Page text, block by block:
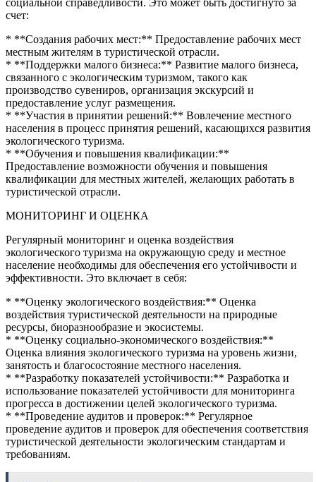
счет:
* **Создания рабочих мест:** Предоставление рабочих мест
местным жителям в туристической отрасли.
* **Поддержки малого бизнеса:** Развитие малого бизнеса,
связанного с экологическим туризмом, такого как
производство сувениров, организация экскурсий и
предоставление услуг размещения.
* **Участия в принятии решений:** Вовлечение местного
населения в процесс принятия решений, касающихся развития
экологического туризма.
* **Обучения и повышения квалификации:**
Предоставление возможности обучения и повышения
квалификации для местных жителей, желающих работать в
туристической отрасли.
МОНИТОРИНГ И ОЦЕНКА
Регулярный мониторинг и оценка воздействия
экологического туризма на окружающую среду и местное
население необходимы для обеспечения его устойчивости и
эффективности. Это включает в себя:
* **Оценку экологического воздействия:** Оценка
воздействия туристической деятельности на природные
ресурсы, биоразнообразие и экосистемы.
* **Оценку социально-экономического воздействия:**
Оценка влияния экологического туризма на уровень жизни,
занятость и благосостояние местного населения.
* **Разработку показателей устойчивости:** Разработка и
использование показателей устойчивости для мониторинга
прогресса в достижении целей экологического туризма.
* **Проведение аудитов и проверок:** Регулярное
проведение аудитов и проверок для обеспечения соответствия
туристической деятельности экологическим стандартам и
требованиям.